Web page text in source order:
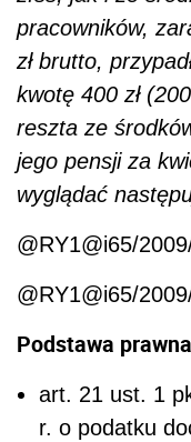
pracowników,
zł brutto,
kwotę 400 zł
reszta ze
jego pensji za
wyglądać
@RY1@i65/
@RY1@i65/
Podstawa
art. 21 ust. 1
r. o podatku